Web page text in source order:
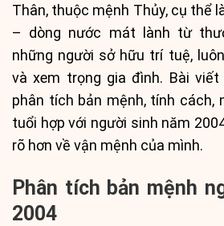
Thân, thuộc mệnh Thủy, cụ thể
– dòng nước mát lành từ
những người sở hữu trí tuệ,
và xem trọng gia đình. Bài
phân tích bản mệnh, tính cách,
tuổi hợp với người sinh năm
rõ hơn về vận mệnh của mình.
Phân tích bản mệnh
2004